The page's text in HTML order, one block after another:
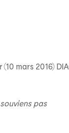
mars 2016)
pas